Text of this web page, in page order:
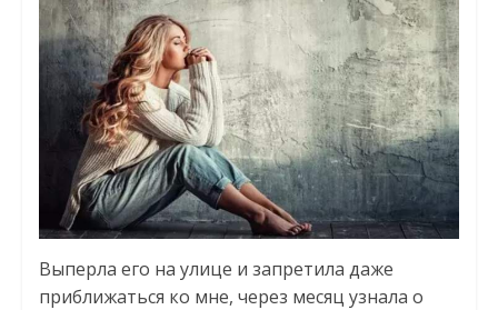
Выперла его на улице и запретила даже
приближаться ко мне, через месяц узнала о